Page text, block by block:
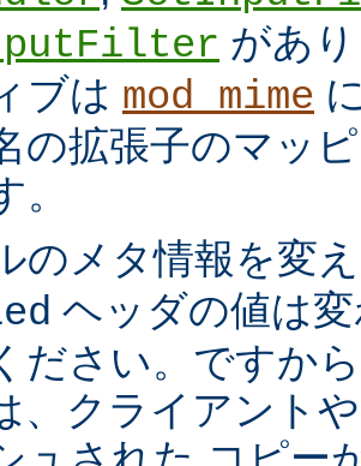
があ
ブは mod_mime
の拡張子のマッ
。
のメタ情報を変
ヘッダの値は
ださい。ですか
、クライアント